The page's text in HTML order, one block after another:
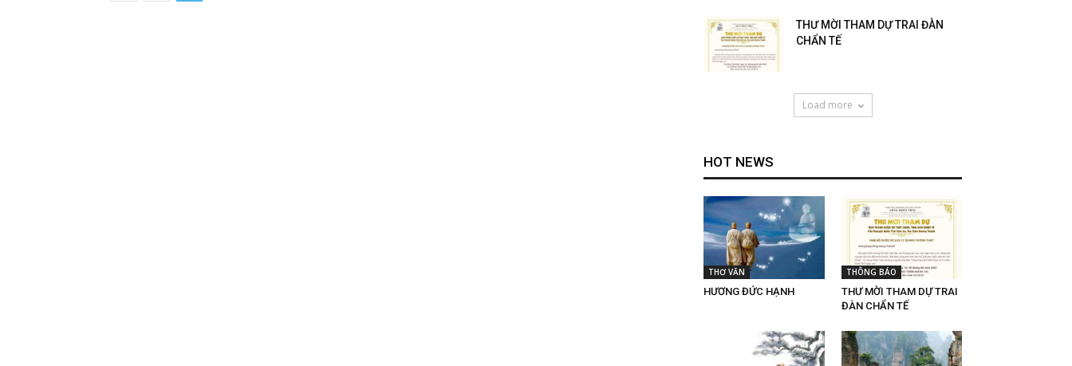
THƯ MỜI THAM DỰ TRAI ĐÀN
CHẨN TẾ
Load more
HOT NEWS
THƠ VĂN
HƯƠNG ĐỨC HẠNH
THÔNG BÁO
THƯ MỜI THAM DỰ TRAI
ĐÀN CHẨN TẾ